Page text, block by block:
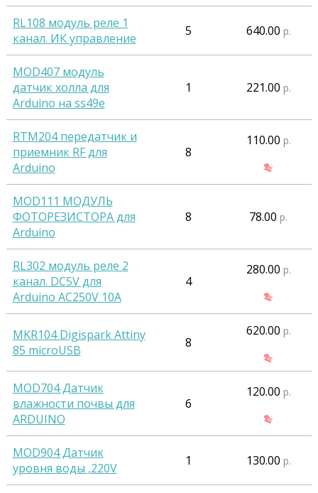
RL108 модуль реле 1
канал. ИК управление
5 640.00 р.
MOD407 модуль
датчик холла для
Arduino на ss49e
1 221.00 р.
RTM204 передатчик и
приемник RF для
Arduino
8
110.00 р.
MOD111 МОДУЛЬ
ФОТОРЕЗИСТОРА для
Arduino
8 78.00 р.
RL302 модуль реле 2
канал. DC5V для
Arduino AC250V 10A
4
280.00 р.
MKR104 Digispark Attiny
85 microUSB
8
620.00 р.
MOD704 Датчик
влажности почвы для
ARDUINO
6
120.00 р.
MOD904 Датчик
уровня воды ,220V
1 130.00 р.